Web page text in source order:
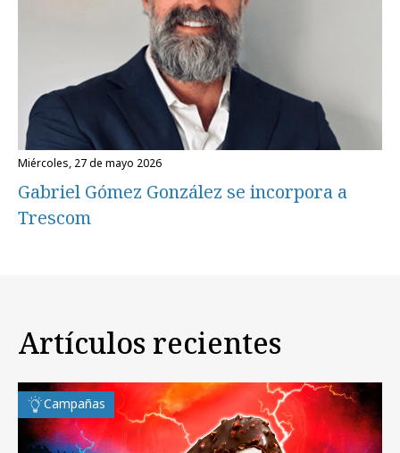
miércoles, 27 de mayo 2026
Gabriel Gómez González se incorpora a
Trescom
Artículos recientes
Campañas